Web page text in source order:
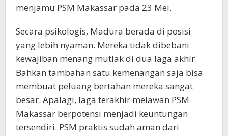
menjamu PSM Makassar pada 23 Mei.
Secara psikologis, Madura berada di posisi
yang lebih nyaman. Mereka tidak dibebani
kewajiban menang mutlak di dua laga akhir.
Bahkan tambahan satu kemenangan saja bisa
membuat peluang bertahan mereka sangat
besar. Apalagi, laga terakhir melawan PSM
Makassar berpotensi menjadi keuntungan
tersendiri. PSM praktis sudah aman dari